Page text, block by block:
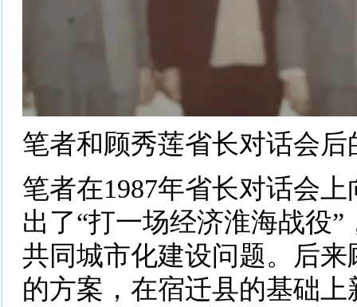
笔者和顾秀莲省长对话会后
笔者在1987年省长对话会
出了“打一场经济淮海战役”
共同城市化建设问题。后
的方案，在宿迁县的基础